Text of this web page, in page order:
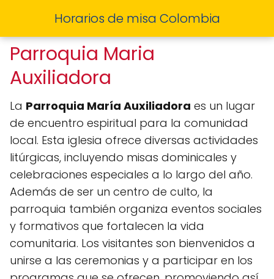
Horarios de misa Colombia
Parroquia Maria
Auxiliadora
La Parroquia María Auxiliadora es un lugar
de encuentro espiritual para la comunidad
local. Esta iglesia ofrece diversas actividades
litúrgicas, incluyendo misas dominicales y
celebraciones especiales a lo largo del año.
Además de ser un centro de culto, la
parroquia también organiza eventos sociales
y formativos que fortalecen la vida
comunitaria. Los visitantes son bienvenidos a
unirse a las ceremonias y a participar en los